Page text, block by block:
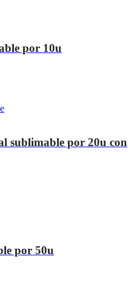
por 10u
sublimable por 20u con
por 50u